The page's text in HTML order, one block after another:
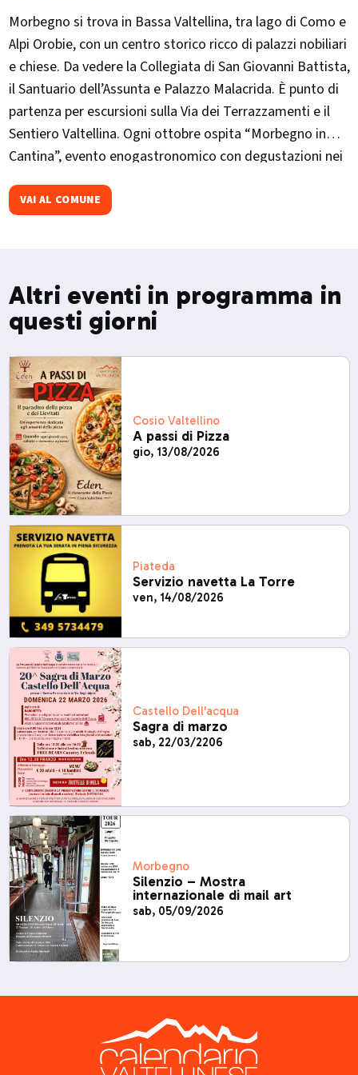
Morbegno si trova in Bassa Valtellina, tra lago di Como e
Alpi Orobie, con un centro storico ricco di palazzi nobiliari
e chiese. Da vedere la Collegiata di San Giovanni Battista,
il Santuario dell’Assunta e Palazzo Malacrida. È punto di
partenza per escursioni sulla Via dei Terrazzamenti e il
Sentiero Valtellina. Ogni ottobre ospita “Morbegno in
Cantina”, evento enogastronomico con degustazioni nei
VAI AL COMUNE
Altri eventi in programma in
questi giorni
Cosio Valtellino
A passi di Pizza
gio, 13/08/2026
Piateda
Servizio navetta La Torre
ven, 14/08/2026
Castello Dell'acqua
Sagra di marzo
sab, 22/03/2206
Morbegno
Silenzio – Mostra
internazionale di mail art
sab, 05/09/2026